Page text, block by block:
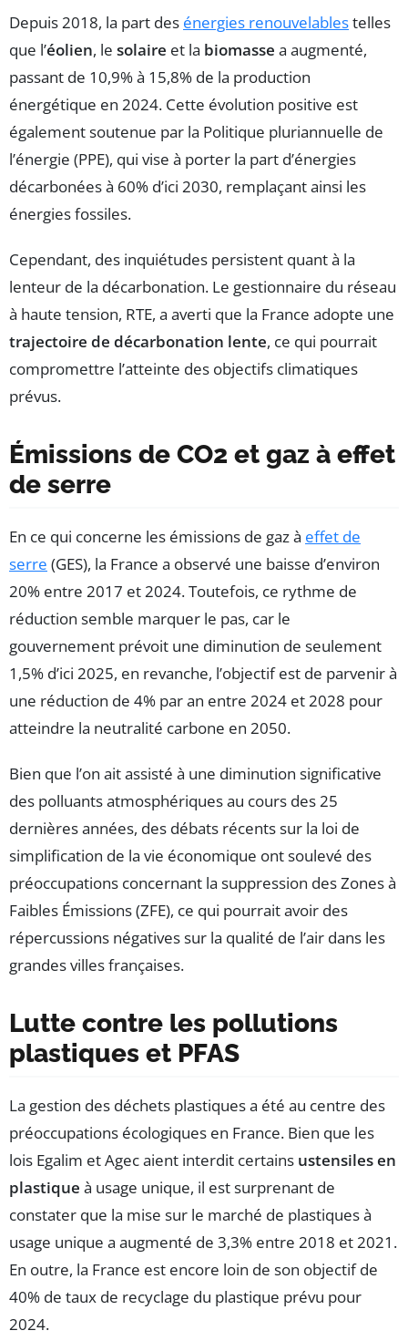
Depuis 2018, la part des énergies renouvelablestelles
que l’éolien, le solaire et la biomasse a augmenté,
passant de 10,9% à 15,8% de la production
énergétique en 2024. Cette évolution positive est
également soutenue par la Politique pluriannuelle de
l’énergie (PPE), qui vise à porter la part d’énergies
décarbonées à 60% d’ici 2030, remplaçant ainsi les
énergies fossiles.
Cependant, des inquiétudes persistent quant à la
lenteur de la décarbonation. Le gestionnaire du réseau
à haute tension, RTE, a averti que la France adopte une
trajectoire de décarbonation lente, ce qui pourrait
compromettre l’atteinte des objectifs climatiques
prévus.
Émissions de CO2 et gaz à effet
de serre
En ce qui concerne les émissions de gaz à effet de
serre (GES), la France a observé une baisse d’environ
20% entre 2017 et 2024. Toutefois, ce rythme de
réduction semble marquer le pas, car le
gouvernement prévoit une diminution de seulement
1,5% d’ici 2025, en revanche, l’objectif est de parvenir à
une réduction de 4% par an entre 2024 et 2028 pour
atteindre la neutralité carbone en 2050.
Bien que l’on ait assisté à une diminution significative
des polluants atmosphériques au cours des 25
dernières années, des débats récents sur la loi de
simplification de la vie économique ont soulevé des
préoccupations concernant la suppression des Zones à
Faibles Émissions (ZFE), ce qui pourrait avoir des
répercussions négatives sur la qualité de l’air dans les
grandes villes françaises.
Lutte contre les pollutions
plastiques et PFAS
La gestion des déchets plastiques a été au centre des
préoccupations écologiques en France. Bien que les
lois Egalim et Agec aient interdit certains ustensiles en
plastique à usage unique, il est surprenant de
constater que la mise sur le marché de plastiques à
usage unique a augmenté de 3,3% entre 2018 et 2021.
En outre, la France est encore loin de son objectif de
40% de taux de recyclage du plastique prévu pour
2024.